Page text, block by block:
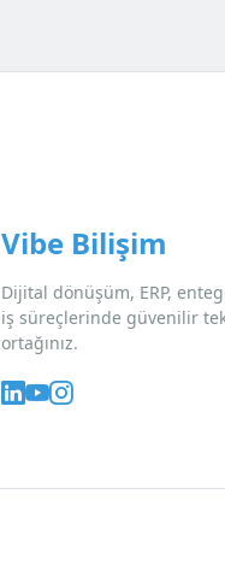
Vibe Bilişim
Dijital dönüşüm, ERP,
iş süreçlerinde güvenilir
ortağınız.